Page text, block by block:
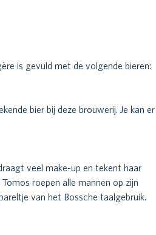
is gevuld met de volgende bieren:
bier bij deze brouwerij. Je kan er
veel make-up en tekent haar
roepen alle mannen op zijn
van het Bossche taalgebruik.